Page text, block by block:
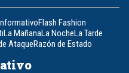
Flash Fashion
La MañanaLa NocheLa Tarde
AtaqueRazón de Estado